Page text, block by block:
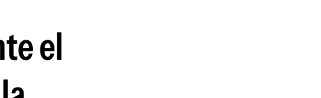
Siguenos en:
el